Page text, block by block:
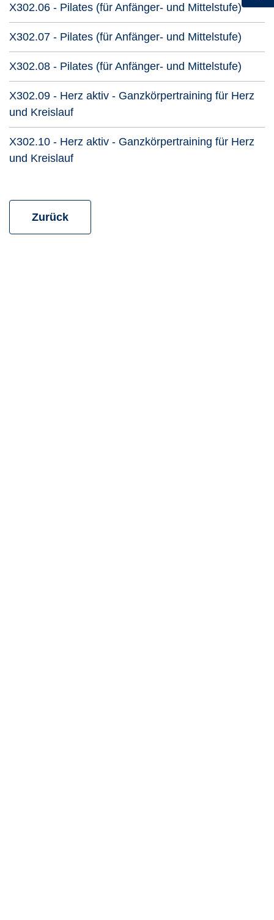
X302.06 - Pilates (für Anfänger- und Mittelstufe)
X302.07 - Pilates (für Anfänger- und Mittelstufe)
X302.08 - Pilates (für Anfänger- und Mittelstufe)
X302.09 - Herz aktiv - Ganzkörpertraining für Herz
und KreislaufKursdetails öffnen
X302.10 - Herz aktiv - Ganzkörpertraining für Herz
und KreislaufKursdetails öffnen
Zurückzur vorherigen Seite